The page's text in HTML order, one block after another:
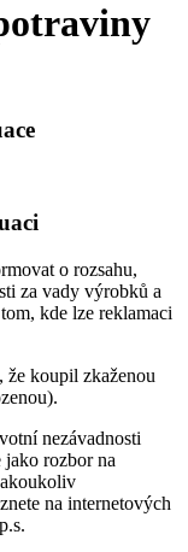
o rozsahu,
za vady výrobků a
kde lze reklamaci
že koupil zkaženou
nezávadnosti
rozbor na
na internetových